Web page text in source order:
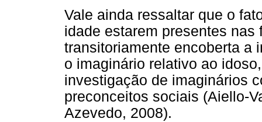
Vale ainda ressaltar que o
idade estarem presentes
transitoriamente encoberta a
o imaginário relativo ao
investigação de imaginários
preconceitos sociais (Aiello-
Azevedo, 2008).